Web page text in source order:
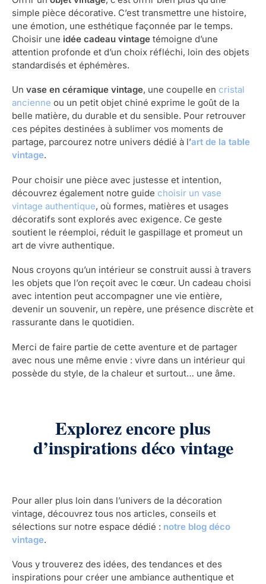
simple pièce décorative. C’est transmettre une histoire,
une émotion, une esthétique façonnée par le temps.
Choisir une idée cadeau vintage témoigne d’une
attention profonde et d’un choix réfléchi, loin des objets
standardisés et éphémères.
Un vase en céramique vintage, une coupelle en cristal
ancienne ou un petit objet chiné exprime le goût de la
belle matière, du durable et du sensible. Pour retrouver
ces pépites destinées à sublimer vos moments de
partage, parcourez notre univers dédié à l’art de la table
vintage.
Pour choisir une pièce avec justesse et intention,
découvrez également notre guide choisir un vase
vintage authentique, où formes, matières et usages
décoratifs sont explorés avec exigence. Ce geste
soutient le réemploi, réduit le gaspillage et promeut un
art de vivre authentique.
Nous croyons qu’un intérieur se construit aussi à travers
les objets que l’on reçoit avec le cœur. Un cadeau choisi
avec intention peut accompagner une vie entière,
devenir un souvenir, un repère, une présence discrète et
rassurante dans le quotidien.
Merci de faire partie de cette aventure et de partager
avec nous une même envie : vivre dans un intérieur qui
possède du style, de la chaleur et surtout… une âme.
Explorez encore plus
d’inspirations déco vintage
Pour aller plus loin dans l’univers de la décoration
vintage, découvrez tous nos articles, conseils et
sélections sur notre espace dédié : notre blog déco
vintage.
Vous y trouverez des idées, des tendances et des
inspirations pour créer une ambiance authentique et